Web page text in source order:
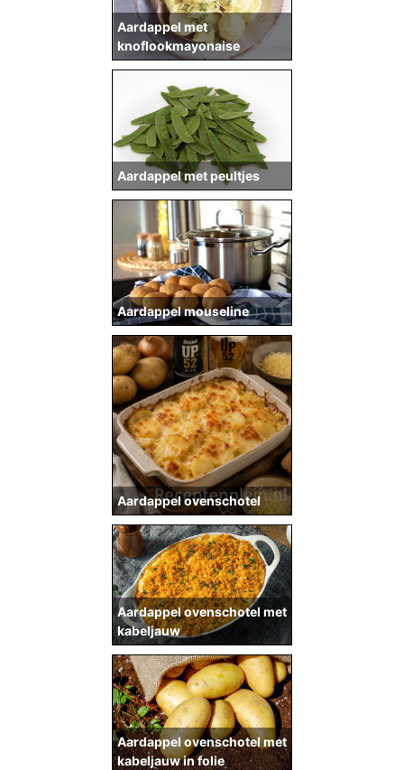
Aardappel met
knoflookmayonaise
Aardappel met peultjes
Aardappel mouseline
Aardappel ovenschotel
Aardappel ovenschotel met
kabeljauw
Aardappel ovenschotel met
kabeljauw in folie